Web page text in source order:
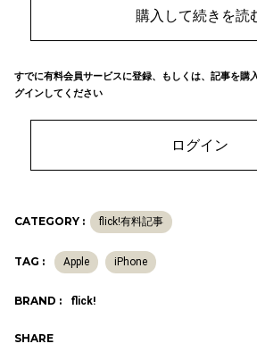
購入して続きを読
すでに有料会員サービスに登録、もしくは、記事を購
グインしてください
ログイン
CATEGORY : flick!有料記事
TAG : Apple iPhone
BRAND : flick!
SHARE